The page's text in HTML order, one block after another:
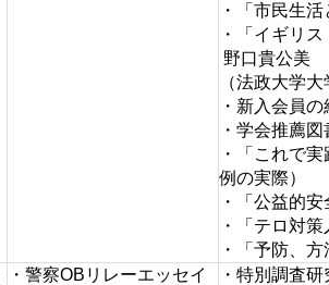
・「市民生
・「イギリ
野口貴公美
（法政大学
・新入会員の
・学会推薦図
・「これで
例の実際）
・「公益的
・「テロ対
・「予防、方
・警察OBリレーエッセイ
・特別調査研